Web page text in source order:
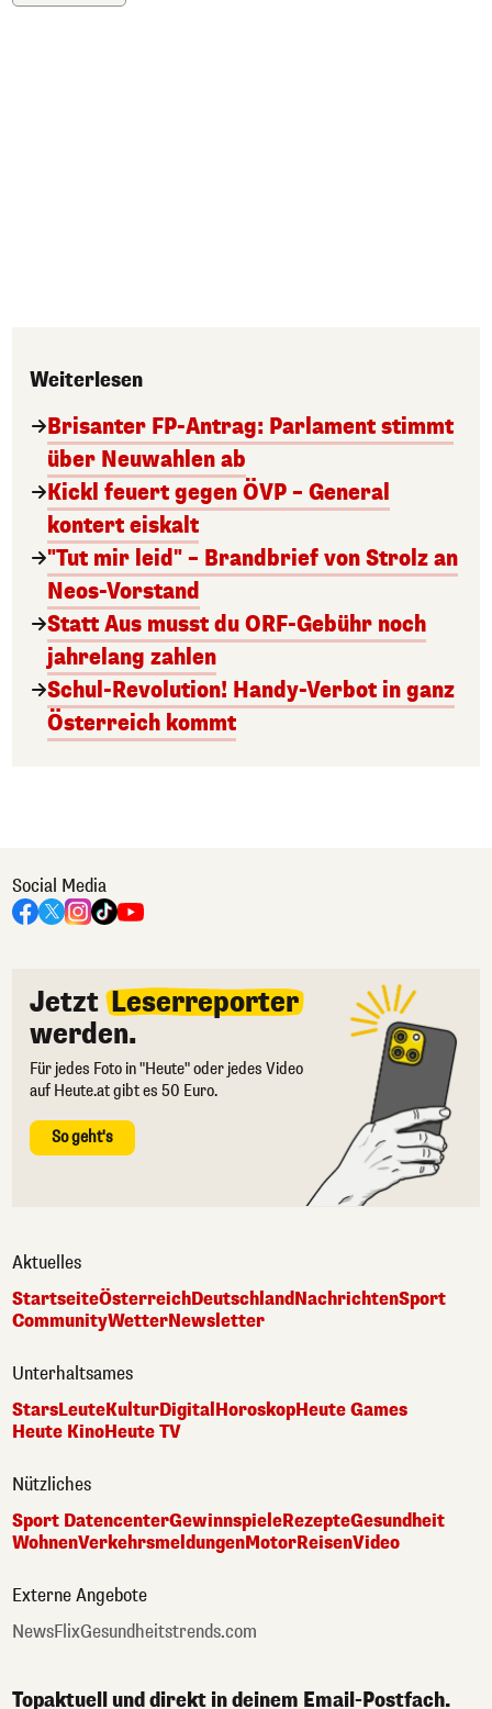
Weiterlesen
Brisanter FP-Antrag: Parlament stimmt
über Neuwahlen ab
Kickl feuert gegen ÖVP – General
kontert eiskalt
"Tut mir leid" – Brandbrief von Strolz an
Neos-Vorstand
Statt Aus musst du ORF-Gebühr noch
jahrelang zahlen
Schul-Revolution! Handy-Verbot in ganz
Österreich kommt
Social Media
Jetzt Leserreporter
werden.
Für jedes Foto in "Heute" oder jedes Video
auf Heute.at gibt es 50 Euro.
So geht's
Aktuelles
StartseiteÖsterreichDeutschlandNachrichtenSport
CommunityWetterNewsletter
Unterhaltsames
StarsLeuteKulturDigital HoroskopHeute Games
Heute KinoHeute TV
Nützliches
Sport DatencenterGewinnspieleRezepteGesundheit
WohnenVerkehrsmeldungenMotorReisenVideo
Externe Angebote
NewsFlixGesundheitstrends.com
Topaktuell und direkt in deinem Email-Postfach.